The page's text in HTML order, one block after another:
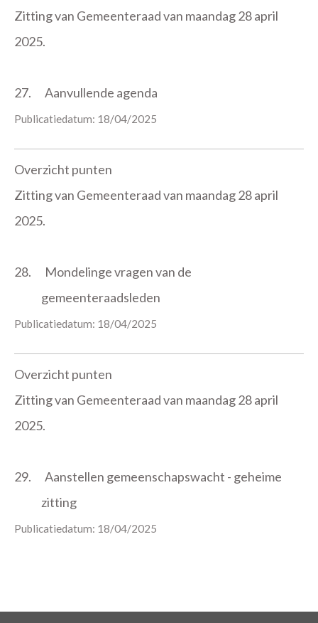
Zitting van Gemeenteraad van maandag 28 april
2025.
27. Aanvullende agenda
Publicatiedatum: 18/04/2025
Overzicht punten
Zitting van Gemeenteraad van maandag 28 april
2025.
28.
Mondelinge vragen van de
gemeenteraadsleden
Publicatiedatum: 18/04/2025
Overzicht punten
Zitting van Gemeenteraad van maandag 28 april
2025.
29.
Aanstellen gemeenschapswacht - geheime
zitting
Publicatiedatum: 18/04/2025